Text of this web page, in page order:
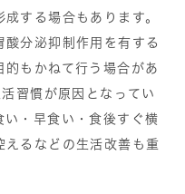
する場合もあります。
分泌抑制作用を有する
もかねて行う場合があ
習慣が原因となってい
い・早食い・食後すぐ横
えるなどの生活改善も重